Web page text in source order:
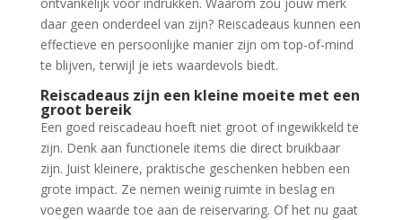
daar geen onderdeel van zijn? Reiscadeaus kunnen een
effectieve en persoonlijke manier zijn om top-of-mind
te blijven, terwijl je iets waardevols biedt.
Reiscadeaus zijn een kleine moeite met een
groot bereik
Een goed reiscadeau hoeft niet groot of ingewikkeld te
zijn. Denk aan functionele items die direct bruikbaar
zijn. Juist kleinere, praktische geschenken hebben een
grote impact. Ze nemen weinig ruimte in beslag en
voegen waarde toe aan de reiservaring. Of het nu gaat